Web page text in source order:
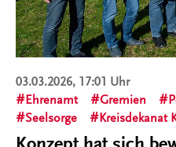
03.03.2026, 17:01 Uhr
Ehrenamt
Gremien
Seelsorge
Kreisdekanat